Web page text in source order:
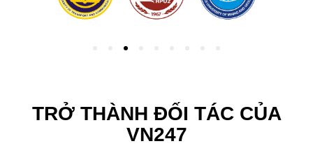
TRỞ THÀNH ĐỐI TÁC CỦA
VN247